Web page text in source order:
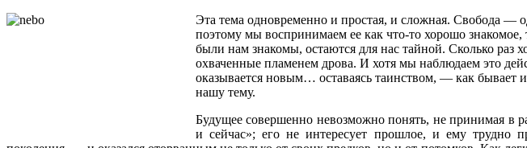
Эта тема одновременно и простая, и сложная. Свобода —
поэтому мы воспринимаем ее как что-то хорошо
были нам знакомы, остаются для нас тайной. Сколько
охваченные пламенем дрова. И хотя мы наблюдаем это
оказывается новым… оставаясь таинством, — как бывает
нашу тему.
Будущее совершенно невозможно понять, не принимая в
и сейчас»; его не интересует прошлое, и ему трудно